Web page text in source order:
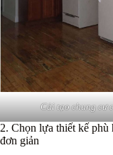
Cải tạo chung cư
2. Chọn lựa thiết kế phù
đơn giản